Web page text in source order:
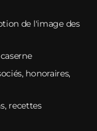
de l'image des
honoraires,
recettes